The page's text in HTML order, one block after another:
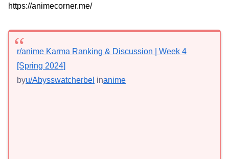
https://animecorner.me/
r/anime Karma Ranking & Discussion | Week 4
[Spring 2024]
byu/Abysswatcherbel inanime